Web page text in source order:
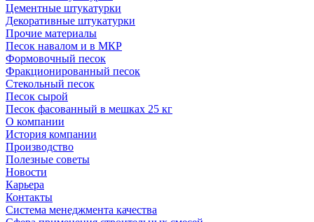
Цементные штукатурки
Декоративные штукатурки
Прочие материалы
Песок навалом и в МКР
Формовочный песок
Фракционированный песок
Стекольный песок
Песок сырой
Песок фасованный в мешках 25 кг
О компании
История компании
Производство
Полезные советы
Новости
Карьера
Контакты
Система менеджмента качества